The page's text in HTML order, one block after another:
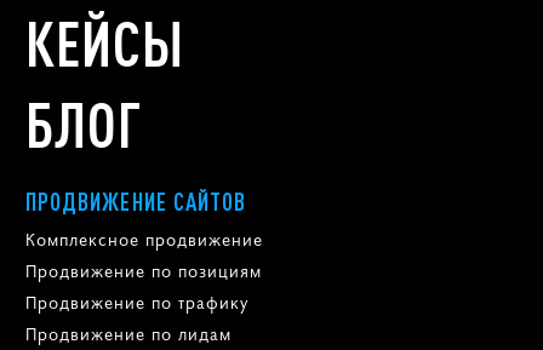
КЕЙСЫ
БЛОГ
ПРОДВИЖЕНИЕ САЙТОВ
Комплексное продвижение
Продвижение по позициям
Продвижение по трафику
Продвижение по лидам